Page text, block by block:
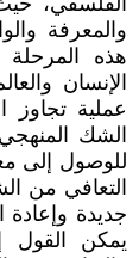
والمعرفة
هذه
الإنسان
عملية تجاوز
الشك
للوصول إلى
التعافي من
جديدة وإعادة
يمكن القول